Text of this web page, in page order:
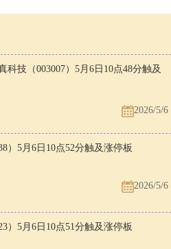
科技（003007）5月6日10点48分触及
2026/5/6
）5月6日10点52分触及涨停板
2026/5/6
）5月6日10点51分触及涨停板